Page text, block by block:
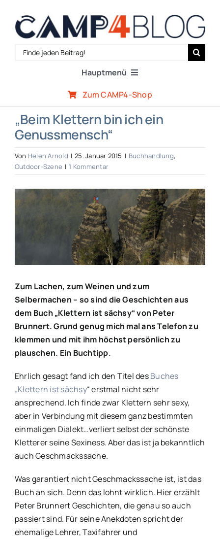
Inhalt
springen
Search
Hauptmenü
Reiseberichte
Expertenwissen
Outdoor-Szene
CAMP4-Team
Zum CAMP4-Shop
„Beim Klettern bin ich ein
Genussmensch“
Von Helen Arnold | 25. Januar 2015 | Buchhandlung,
Outdoor-Szene | 1 Kommentar
Zeige
grösseres
Bild
Zum Lachen, zum Weinen und zum
Selbermachen – so sind die Geschichten aus
dem Buch „Klettern ist sächsy“ von Peter
Brunnert. Grund genug mich mal ans Telefon zu
klemmen und mit ihm höchst persönlich zu
plauschen. Ein Buchtipp.
Ehrlich gesagt fand ich den Titel desBuches
„Klettern ist sächsy“ erstmal nicht sehr
ansprechend. Ich finde zwar Klettern sehr sexy,
aber in Verbindung mit diesem ganz bestimmten
einmaligen Dialekt…verliert selbst der schönste
Kletterer seine Sexiness. Aber das ist ja bekanntlich
auch Geschmackssache.
Was garantiert nicht Geschmackssache ist, ist das
Buch an sich. Denn das lohnt wirklich. Hier erzählt
Peter Brunnert Geschichten, die genau so auch
passiert sind. Für seine Anekdoten spricht der
ehemalige Lehrer, Taxifahrer und